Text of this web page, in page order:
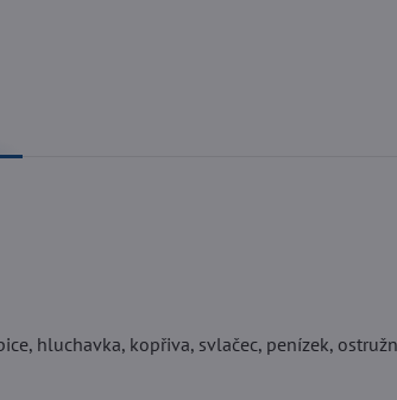
hluchavka, kopřiva, svlačec, penízek,